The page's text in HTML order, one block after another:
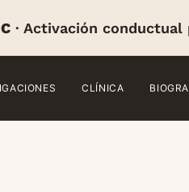
· Activación
CLÍNICA